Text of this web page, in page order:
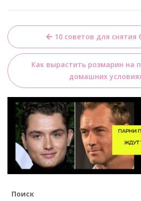
Навигация
по
записям
10 советов для снятия
Как вырастить розмарин на
домашних
Поиск